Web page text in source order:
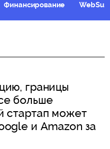
Финансирование
границы
больше
стартап может
и Amazon за